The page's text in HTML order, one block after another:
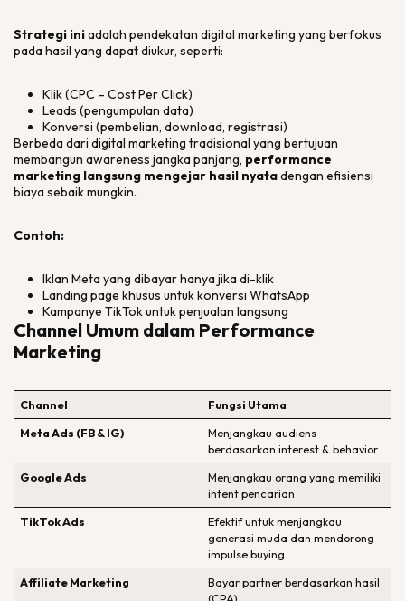
Strategi iniadalah pendekatan digital marketing yang berfokus
pada hasil yang dapat diukur, seperti:
Klik (CPC – Cost Per Click)
Leads (pengumpulan data)
Konversi (pembelian, download, registrasi)
Berbeda dari digital marketing tradisional yang bertujuan
membangun awareness jangka panjang, performance
marketing langsung mengejar hasil nyatadengan efisiensi
biaya sebaik mungkin.
Contoh:
Iklan Meta yang dibayar hanya jika di-klik
Landing page khusus untuk konversi WhatsApp
Kampanye TikTok untuk penjualan langsung
Channel Umum dalam Performance
Marketing
Channel
Fungsi Utama
Meta Ads (FB & IG)
Menjangkau audiens
berdasarkan interest & behavior
Google Ads
Menjangkau orang yang memiliki
intent pencarian
TikTok Ads
Efektif untuk menjangkau
generasi muda dan mendorong
impulse buying
Affiliate Marketing
Bayar partner berdasarkan hasil